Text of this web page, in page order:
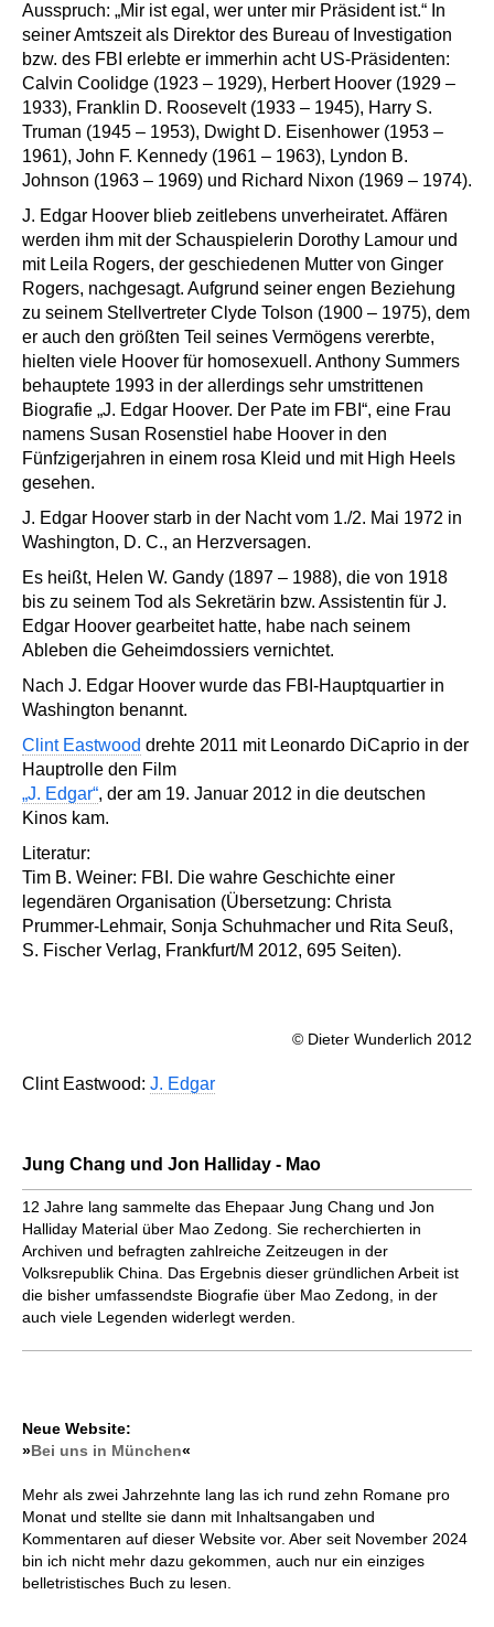
Ausspruch: „Mir ist egal, wer unter mir Präsident ist.“ In
seiner Amtszeit als Direktor des Bureau of Investigation
bzw. des FBI erlebte er immerhin acht US-Präsidenten:
Calvin Coolidge (1923 – 1929), Herbert Hoover (1929 –
1933), Franklin D. Roosevelt (1933 – 1945), Harry S.
Truman (1945 – 1953), Dwight D. Eisenhower (1953 –
1961), John F. Kennedy (1961 – 1963), Lyndon B.
Johnson (1963 – 1969) und Richard Nixon (1969 – 1974).
J. Edgar Hoover blieb zeitlebens unverheiratet. Affären
werden ihm mit der Schauspielerin Dorothy Lamour und
mit Leila Rogers, der geschiedenen Mutter von Ginger
Rogers, nachgesagt. Aufgrund seiner engen Beziehung
zu seinem Stellvertreter Clyde Tolson (1900 – 1975), dem
er auch den größten Teil seines Vermögens vererbte,
hielten viele Hoover für homosexuell. Anthony Summers
behauptete 1993 in der allerdings sehr umstrittenen
Biografie „J. Edgar Hoover. Der Pate im FBI“, eine Frau
namens Susan Rosenstiel habe Hoover in den
Fünfzigerjahren in einem rosa Kleid und mit High Heels
gesehen.
J. Edgar Hoover starb in der Nacht vom 1./2. Mai 1972 in
Washington, D. C., an Herzversagen.
Es heißt, Helen W. Gandy (1897 – 1988), die von 1918
bis zu seinem Tod als Sekretärin bzw. Assistentin für J.
Edgar Hoover gearbeitet hatte, habe nach seinem
Ableben die Geheimdossiers vernichtet.
Nach J. Edgar Hoover wurde das FBI-Hauptquartier in
Washington benannt.
Clint Eastwood drehte 2011 mit Leonardo DiCaprio in der
Hauptrolle den Film
„J. Edgar“, der am 19. Januar 2012 in die deutschen
Kinos kam.
Literatur:
Tim B. Weiner: FBI. Die wahre Geschichte einer
legendären Organisation (Übersetzung: Christa
Prummer-Lehmair, Sonja Schuhmacher und Rita Seuß,
S. Fischer Verlag, Frankfurt/M 2012, 695 Seiten).
© Dieter Wunderlich 2012
Clint Eastwood: J. Edgar
Jung Chang und Jon Halliday - Mao
12 Jahre lang sammelte das Ehepaar Jung Chang und Jon
Halliday Material über Mao Zedong. Sie recherchierten in
Archiven und befragten zahlreiche Zeitzeugen in der
Volksrepublik China. Das Ergebnis dieser gründlichen Arbeit ist
die bisher umfassendste Biografie über Mao Zedong, in der
auch viele Legenden widerlegt werden.
Neue Website:
»Bei uns in München«
Mehr als zwei Jahrzehnte lang las ich rund zehn Romane pro
Monat und stellte sie dann mit Inhaltsangaben und
Kommentaren auf dieser Website vor. Aber seit November 2024
bin ich nicht mehr dazu gekommen, auch nur ein einziges
belletristisches Buch zu lesen.